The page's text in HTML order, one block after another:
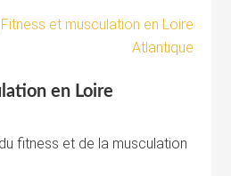
en Loire
fitness et de la musculation